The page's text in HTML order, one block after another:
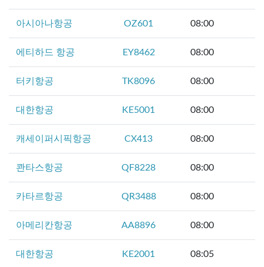
아시아나항공 OZ601 08:00
에티하드 항공 EY8462 08:00
터키항공 TK8096 08:00
대한항공 KE5001 08:00
캐세이퍼시픽항공 CX413 08:00
콴타스항공 QF8228 08:00
카타르항공 QR3488 08:00
아메리칸항공 AA8896 08:00
대한항공 KE2001 08:05